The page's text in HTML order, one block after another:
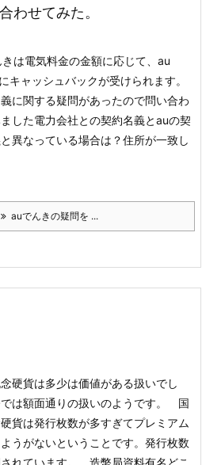
わせてみた。
は電気料金の金額に応じて、au
キャッシュバックが受けられます。
に関する疑問があったので問い合わ
した電力会社との契約名義とauの契
異なっている場合は？住所が一致し
auでんきの疑問を ...
硬貨は多少は価値がある扱いでし
は額面通りの扱いのようです。 国
貨は発行枚数が多すぎてプレミアム
うがないということです。 発行枚数
れています。 造幣局資料有名どこ